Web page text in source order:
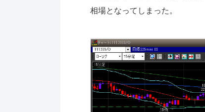
相場となってしまった。